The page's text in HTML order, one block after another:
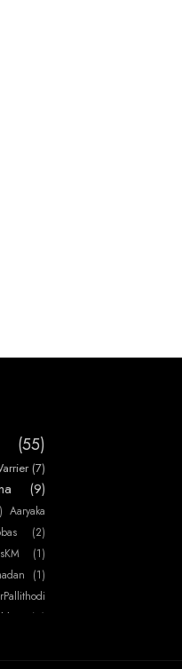
(55)
(7)
(9)
Aaryaka
(2)
(1)
(1)
(4)